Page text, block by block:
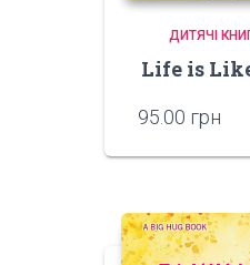
ДИТЯЧІ
Life is
95.00 грн